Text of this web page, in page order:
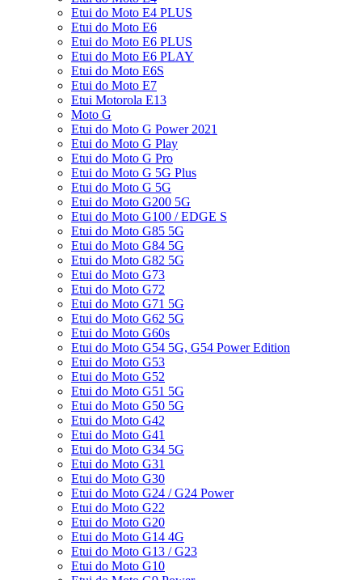
Etui do Moto E4 PLUS
Etui do Moto E6
Etui do Moto E6 PLUS
Etui do Moto E6 PLAY
Etui do Moto E6S
Etui do Moto E7
Etui Motorola E13
Moto G
Etui do Moto G Power 2021
Etui do Moto G Play
Etui do Moto G Pro
Etui do Moto G 5G Plus
Etui do Moto G 5G
Etui do Moto G200 5G
Etui do Moto G100 / EDGE S
Etui do Moto G85 5G
Etui do Moto G84 5G
Etui do Moto G82 5G
Etui do Moto G73
Etui do Moto G72
Etui do Moto G71 5G
Etui do Moto G62 5G
Etui do Moto G60s
Etui do Moto G54 5G, G54 Power Edition
Etui do Moto G53
Etui do Moto G52
Etui do Moto G51 5G
Etui do Moto G50 5G
Etui do Moto G42
Etui do Moto G41
Etui do Moto G34 5G
Etui do Moto G31
Etui do Moto G30
Etui do Moto G24 / G24 Power
Etui do Moto G22
Etui do Moto G20
Etui do Moto G14 4G
Etui do Moto G13 / G23
Etui do Moto G10